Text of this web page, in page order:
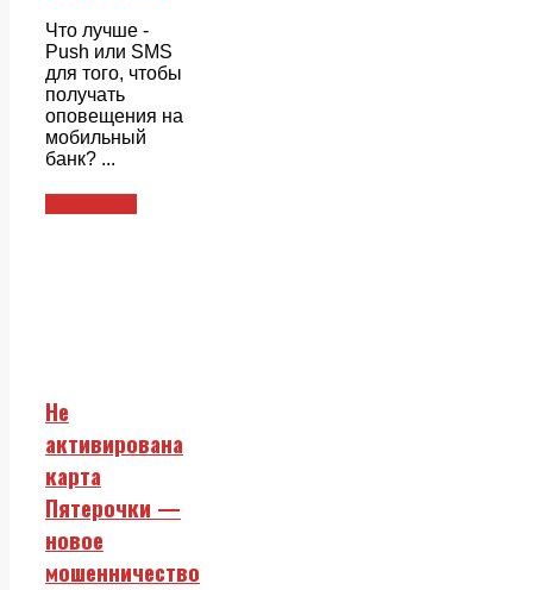
Что лучше -
Push или SMS
для того, чтобы
получать
оповещения на
мобильный
банк? ...
Не
активирована
карта
Пятерочки —
новое
мошенничество